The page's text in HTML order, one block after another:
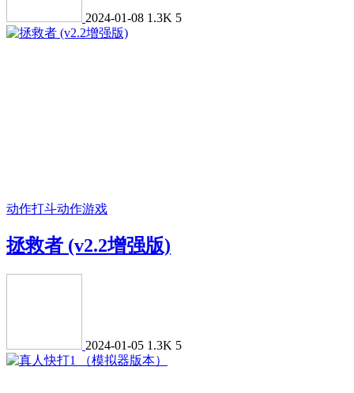
2024-01-08 1.3K 5
动作打斗动作游戏
拯救者 (v2.2增强版)
2024-01-05 1.3K 5